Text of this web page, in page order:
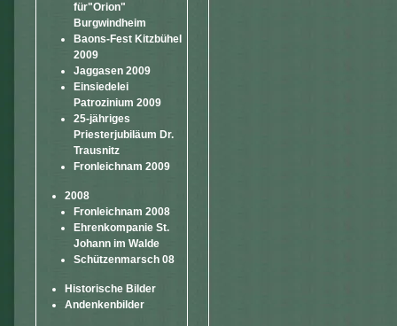
für"Orion"
Burgwindheim
Baons-Fest Kitzbühel
2009
Jaggasen 2009
Einsiedelei
Patrozinium 2009
25-jähriges
Priesterjubiläum Dr.
Trausnitz
Fronleichnam 2009
2008
Fronleichnam 2008
Ehrenkompanie St.
Johann im Walde
Schützenmarsch 08
Historische Bilder
Andenkenbilder